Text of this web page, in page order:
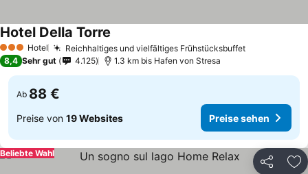
3 SterneHotel Reichhaltiges und vielfältiges Frühstücksbuffet
Hotel Della Torre
8,4 Sehr gut 4.125 1.3 km bis Hafen von Stresa
Ab 88 €
Preise von 19 Websites Preise sehen
Teilen
Beliebte Wahl